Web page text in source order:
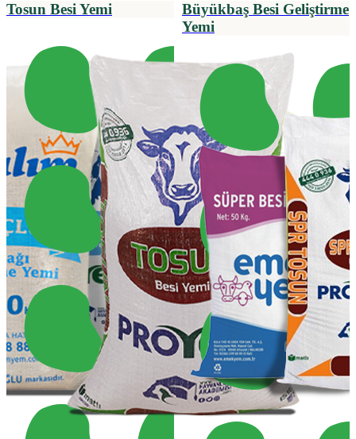
Tosun Besi Yemi
Büyükbaş Besi Geliştirme
Yemi